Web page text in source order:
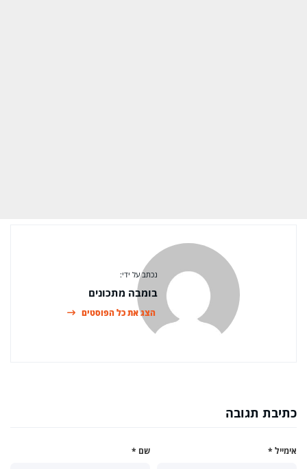
נכתב על ידי:
בומבה מתכונים
הצג את כל הפוסטים
כתיבת תגובה
שם * אימייל *